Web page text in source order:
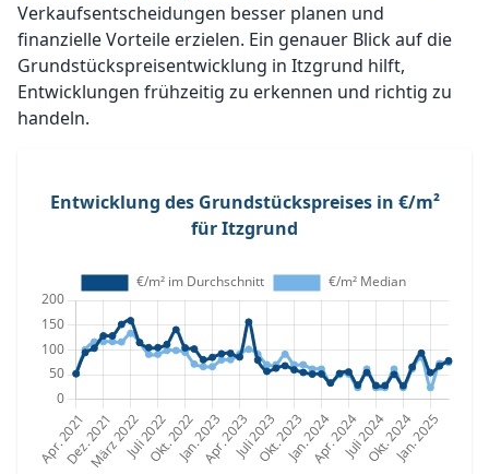
Verkaufsentscheidungen besser planen und
finanzielle Vorteile erzielen. Ein genauer Blick auf die
Grundstückspreisentwicklung in Itzgrund hilft,
Entwicklungen frühzeitig zu erkennen und richtig zu
handeln.
Entwicklung des Grundstückspreises in €/m²
für Itzgrund